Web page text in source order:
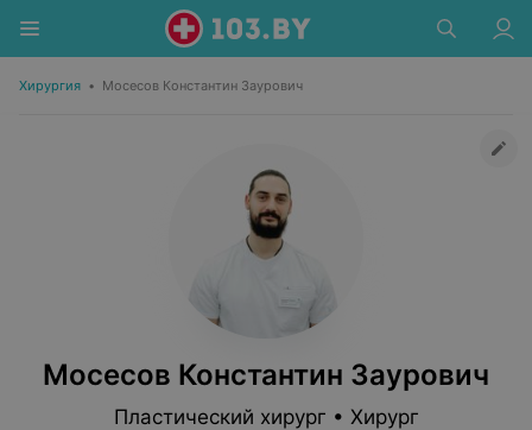
Хирургия • Мосесов Константин Заурович
Мосесов Константин Заурович
Пластический хирург • Хирург